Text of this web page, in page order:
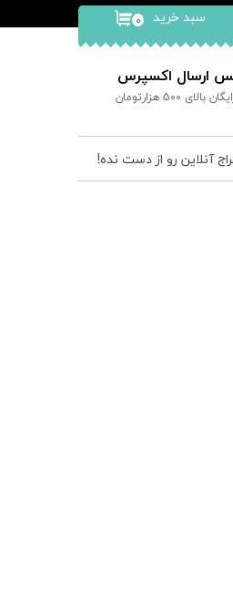
ارسال اکسپرس
500 هزارتومان
۰ سبد خرید
آنلاین رو از دست نده!